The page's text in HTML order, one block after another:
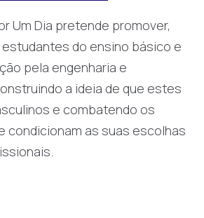
Um Dia pretende promover,
do ensino básico e
pela engenharia e
a ideia de que estes
e combatendo os
condicionam as suas escolhas